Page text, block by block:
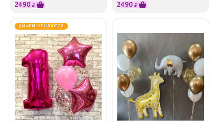
2490 ₽ 2490 ₽
ЦИФРЫ МЕНЯЮТСЯ